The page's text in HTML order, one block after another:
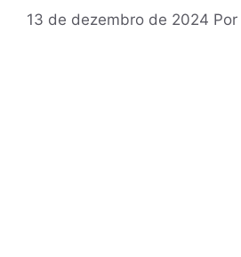
13 de dezembro de 2024 Por